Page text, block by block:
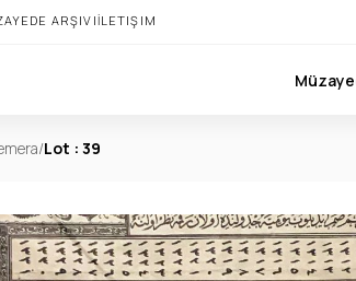
ARŞIVIİLETIŞIM
/Lot : 39